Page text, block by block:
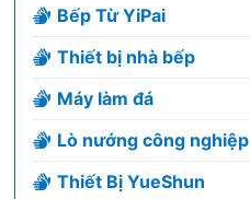
Bếp Từ YiPai
Thiết bị nhà bếp
Máy làm đá
Lò nướng công nghiệp
Thiết Bị YueShun